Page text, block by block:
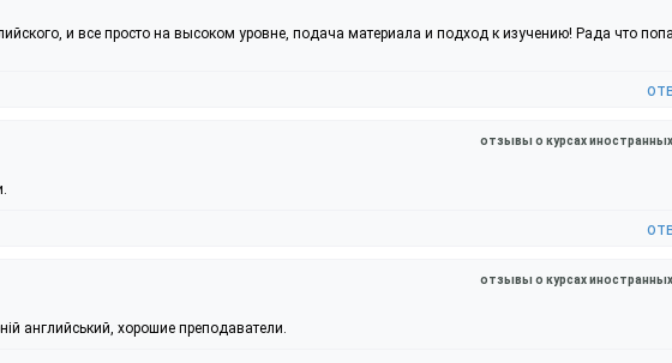
и все просто на высоком уровне, подача материала и подход к изучению! Рада что
отзывы о курсах
отзывы о курсах
английський, хорошие преподаватели.